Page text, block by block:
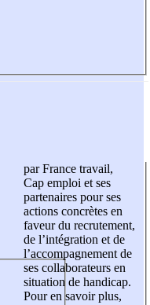
par France travail,
Cap emploi et ses
partenaires pour ses
actions concrètes en
faveur du recrutement,
de l’intégration et de
l’accompagnement de
ses collaborateurs en
situation de handicap.
Pour en savoir plus,